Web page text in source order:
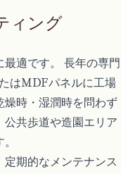
ィング
適です。 長年の専門
はMDFパネルに工場
燥時・湿潤時を問わず
共歩道や造園エリア
期的なメンテナンス